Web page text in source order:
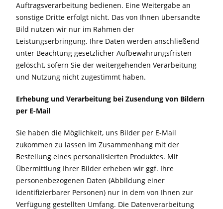
Auftragsverarbeitung bedienen. Eine Weitergabe an
sonstige Dritte erfolgt nicht. Das von Ihnen übersandte
Bild nutzen wir nur im Rahmen der
Leistungserbringung. Ihre Daten werden anschließend
unter Beachtung gesetzlicher Aufbewahrungsfristen
gelöscht, sofern Sie der weitergehenden Verarbeitung
und Nutzung nicht zugestimmt haben.
Erhebung und Verarbeitung bei Zusendung von Bildern
per E-Mail
Sie haben die Möglichkeit, uns Bilder per E-Mail
zukommen zu lassen im Zusammenhang mit der
Bestellung eines personalisierten Produktes. Mit
Übermittlung Ihrer Bilder erheben wir ggf. Ihre
personenbezogenen Daten (Abbildung einer
identifizierbarer Personen) nur in dem von Ihnen zur
Verfügung gestellten Umfang. Die Datenverarbeitung